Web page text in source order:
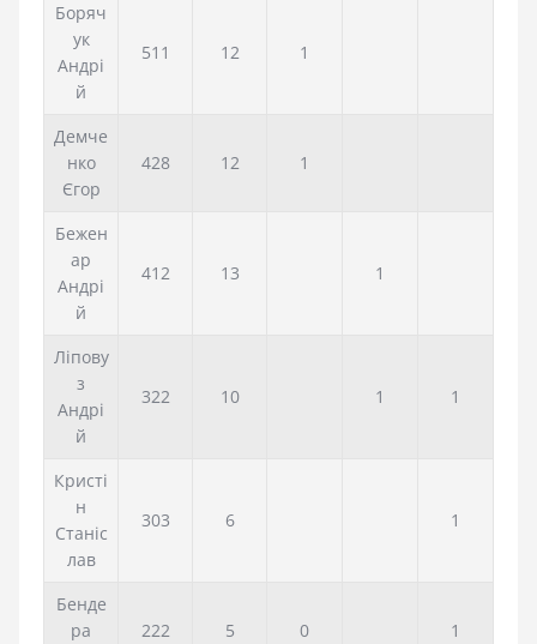
Боряч
ук
Андрі
й
511 12 1
Демче
нко
Єгор
428 12 1
Бежен
ар
Андрі
й
412 13 1
Ліпову
з
Андрі
й
322 10 1 1
Кристі
н
Станіс
лав
303 6 1
Бенде
ра
222 5 0 1